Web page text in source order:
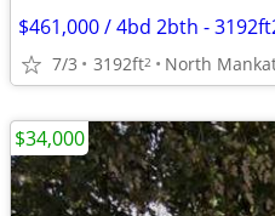
$461,000 / 4bd 2bth -
7/3 3192ft2 North
$34,000